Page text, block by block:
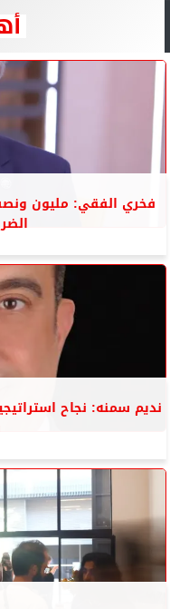
فخري الفقي: مليون
نديم سمنه: نجاح